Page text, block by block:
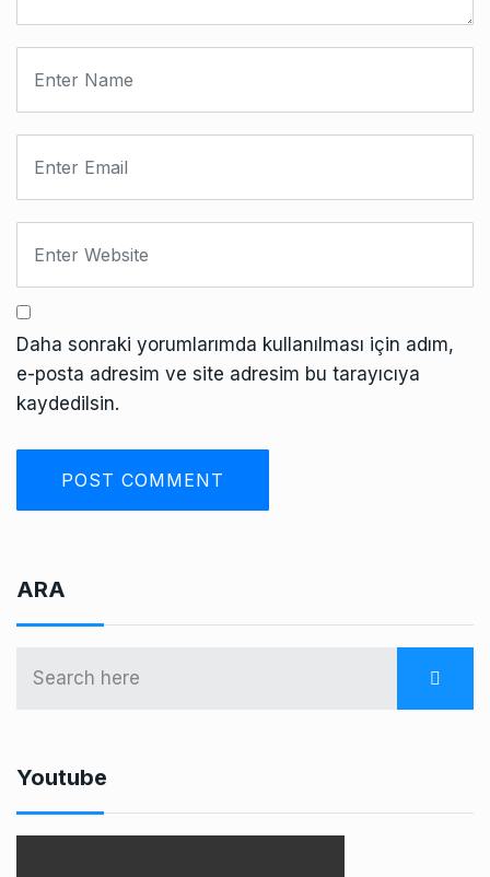
Daha sonraki yorumlarımda kullanılması için adım,
e-posta adresim ve site adresim bu tarayıcıya
kaydedilsin.
ARA
Youtube